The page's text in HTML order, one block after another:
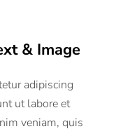
& Image
adipiscing
ut labore et
veniam, quis